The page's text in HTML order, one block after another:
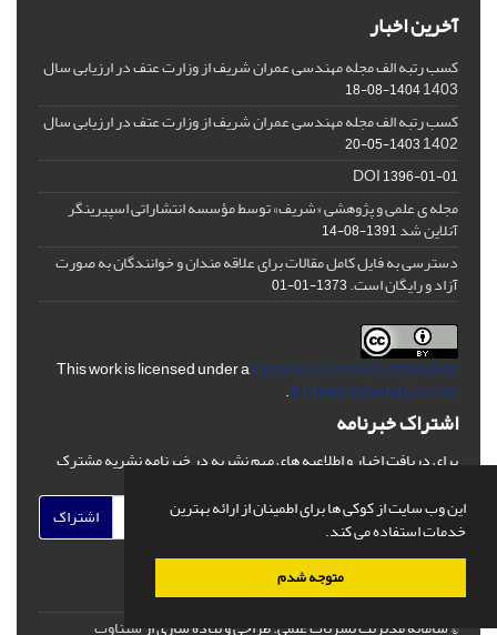
این وب سایت از کوکی ها برای اطمینان از ارائه بهترین
خدمات استفاده می کند.
متوجه شدم
آخرین اخبار
کسب رتبه الف مجله مهندسی عمران شریف از وزارت عتف در ارزیابی سال
1403
1404-08-18
کسب رتبه الف مجله مهندسی عمران شریف از وزارت عتف در ارزیابی سال
1402
1403-05-20
DOI1396-01-01
مجله ی علمی و پژوهشی «شریف» توسط مؤسسه انتشاراتی اسپیرینگر
آنلاین شد1391-08-14
دسترسی به فایل کامل مقالات برای علاقه مندان و خوانندگان به صورت
آزاد و رایگان است.1373-01-01
This work is licensed under aCreative Commons Attribution
4.0 International License
.
اشتراک خبرنامه
برای دریافت اخبار و اطلاعیه های مهم نشریه در خبرنامه نشریه مشترک
اشتراک
© سامانه مدیریت نشریات علمی.طراحی و پیاده سازی ازسیناوب